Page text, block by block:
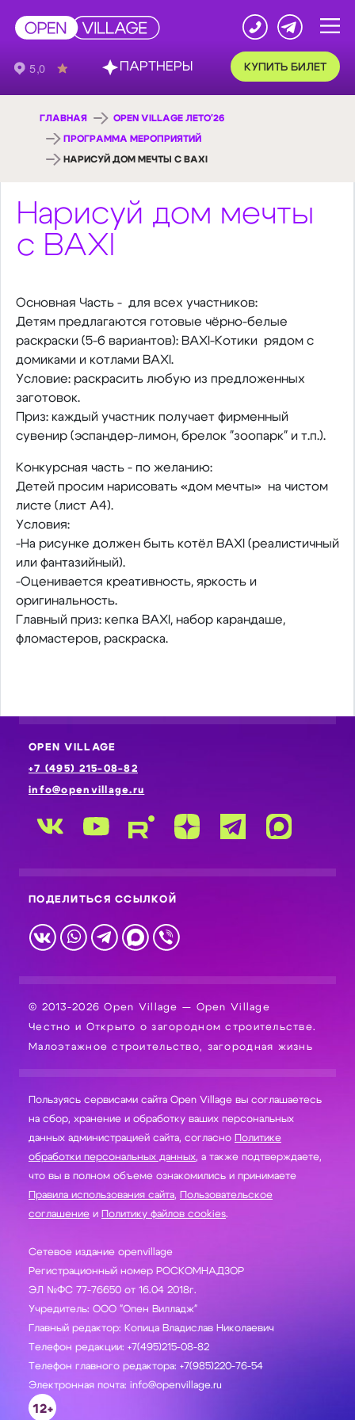
КУПИТЬ БИЛЕТ
ГЛАВНАЯ OPEN VILLAGE ЛЕТО'26
ПРОГРАММА МЕРОПРИЯТИЙ
НАРИСУЙ ДОМ МЕЧТЫ С BAXI
Нарисуй дом мечты
с BAXI
Основная Часть - для всех участников:
Детям предлагаются готовые чёрно-белые
раскраски (5-6 вариантов): BAXI-Котики рядом с
домиками и котлами BAXI.
Условие: раскрасить любую из предложенных
заготовок.
Приз: каждый участник получает фирменный
сувенир (эспандер-лимон, брелок "зоопарк" и т.п.).
Конкурсная часть - по желанию:
Детей просим нарисовать «дом мечты» на чистом
листе (лист А4).
Условия:
-На рисунке должен быть котёл BAXI (реалистичный
или фантазийный).
-Оценивается креативность, яркость и
оригинальность.
Главный приз: кепка BAXI, набор карандаше,
фломастеров, раскраска.
OPEN VILLAGE
+7 (495) 215-08-82
info@openvillage.ru
ПОДЕЛИТЬСЯ ССЫЛКОЙ
© 2013-2026 Open Village — Open Village
Честно и Открыто о загородном строительстве.
Малоэтажное строительство, загородная жизнь
Пользуясь сервисами сайта Open Village вы соглашаетесь
на сбор, хранение и обработку ваших персональных
данных администрацией сайта, согласно Политике
обработки персональных данных, а также подтверждаете,
что вы в полном объеме ознакомились и принимаете
Правила использования сайта, Пользовательское
соглашение и Политику файлов cookies.
Сетевое издание openvillage
Регистрационный номер РОСКОМНАДЗОР
ЭЛ №ФС 77-76650 от 16.04 2018г.
Учредитель: ООО "Опен Вилладж"
Главный редактор: Копица Владислав Николаевич
Телефон редакции: +7(495)215-08-82
Телефон главного редактора: +7(985)220-76-54
Электронная почта: info@openvillage.ru
12+